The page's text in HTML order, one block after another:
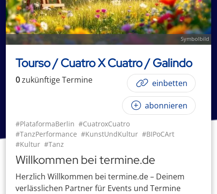
Symbolbild
Tourso / Cuatro X Cuatro / Galindo
0zukünftigeTermine einbetten
abonnieren
#PlataformaBerlin #CuatroxCuatro
#TanzPerformance #KunstUndKultur #BIPoCArt
#Kultur #Tanz
Willkommen bei termine.de
Herzlich Willkommen bei termine.de – Deinem
verlässlichen Partner für Events und Termine